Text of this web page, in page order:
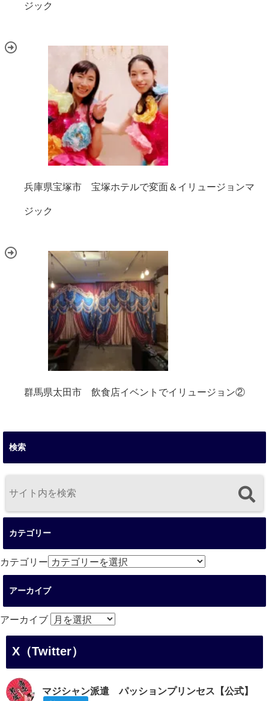
ジック
兵庫県宝塚市 宝塚ホテルで変面＆イリュージョンマ
ジック
群馬県太田市 飲食店イベントでイリュージョン②
検索
カテゴリー
カテゴリー
アーカイブ
アーカイブ
X（Twitter）
マジシャン派遣 パッションプリンセス【公式】